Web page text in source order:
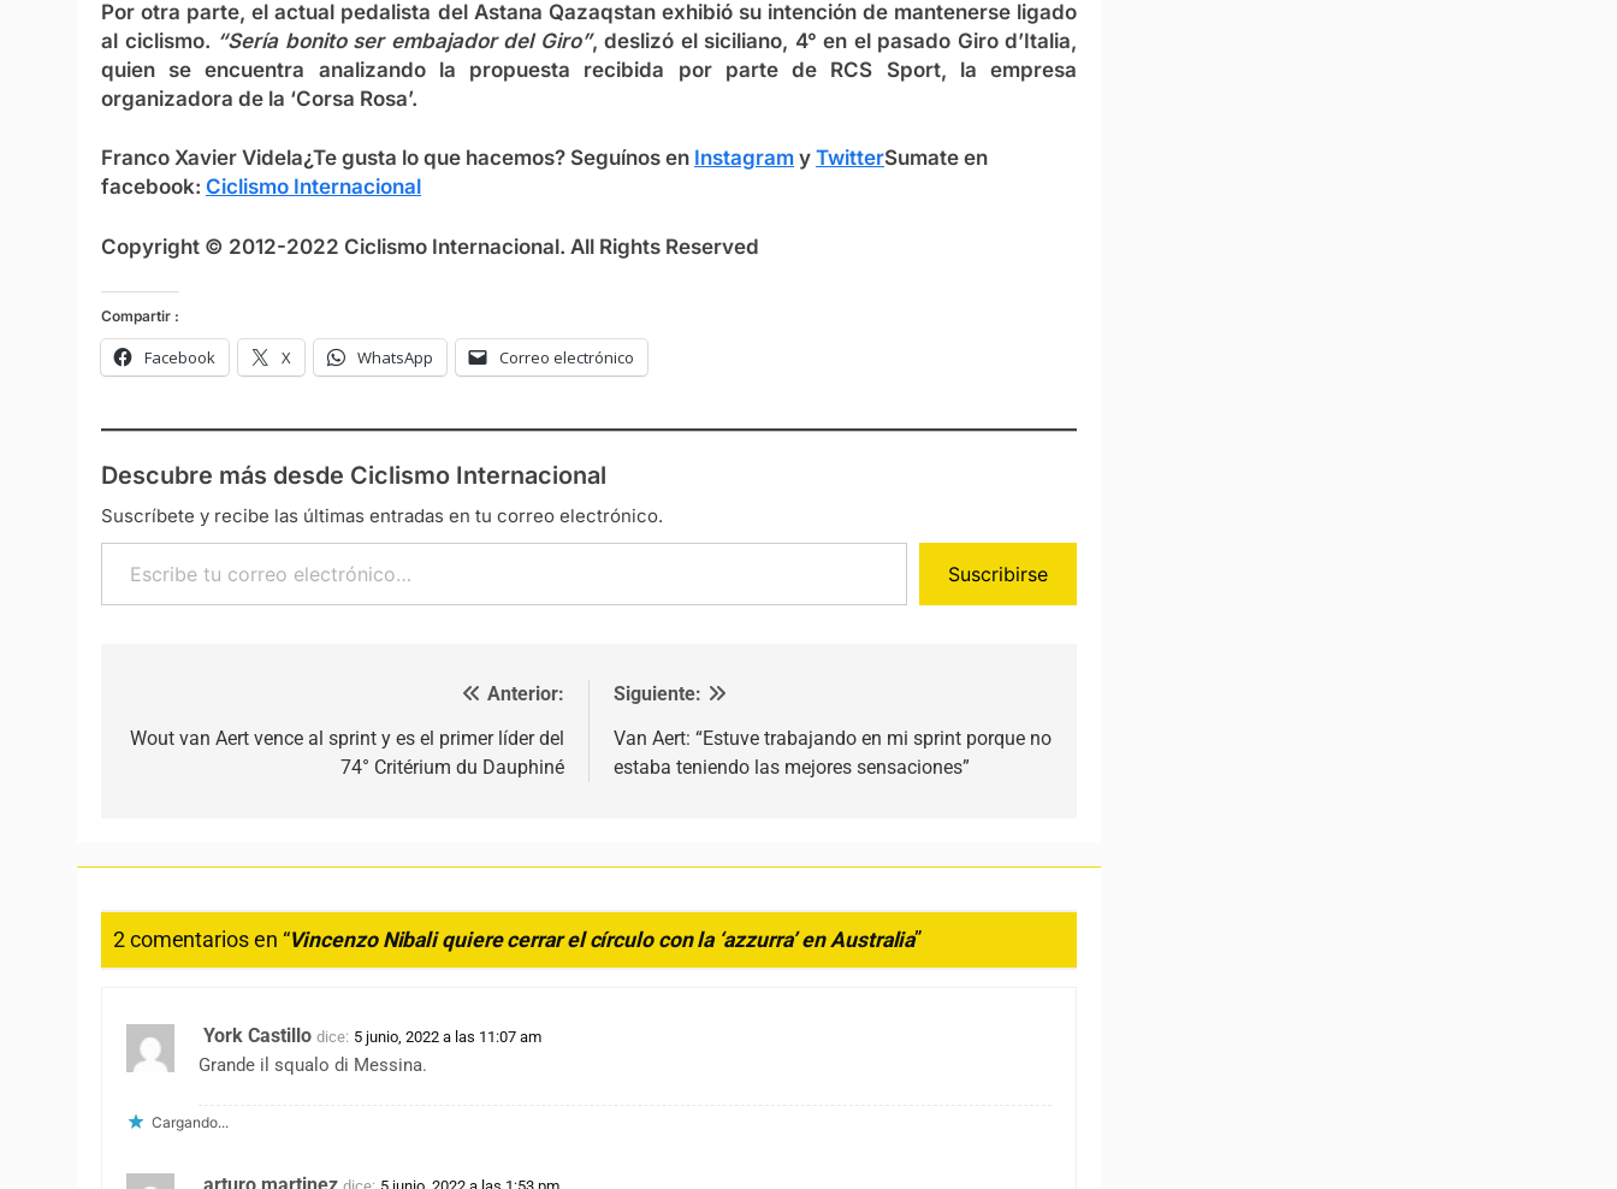
Por otra parte, el actual pedalista del Astana Qazaqstan exhibió su intención de mantenerse ligado
al ciclismo. “Sería bonito ser embajador del Giro”, deslizó el siciliano, 4° en el pasado Giro d’Italia,
quien se encuentra analizando la propuesta recibida por parte de RCS Sport, la empresa
organizadora de la ‘Corsa Rosa’.
Franco Xavier Videla¿Te gusta lo que hacemos? Seguínos en Instagram y TwitterSumate en
facebook: Ciclismo Internacional
Copyright © 2012-2022 Ciclismo Internacional. All Rights Reserved
Compartir :
Facebook X WhatsApp Correo electrónico
Descubre más desde Ciclismo Internacional
Suscríbete y recibe las últimas entradas en tu correo electrónico.
Escribe tu correo electrónico…
Suscribirse
Anterior:
Wout van Aert vence al sprint y es el primer líder del
74° Critérium du Dauphiné
Siguiente:
Van Aert: “Estuve trabajando en mi sprint porque no
estaba teniendo las mejores sensaciones”
2 comentarios en “Vincenzo Nibali quiere cerrar el círculo con la ‘azzurra’ en Australia”
York Castillo dice: 5 junio, 2022 a las 11:07 am
Grande il squalo di Messina.
Cargando...